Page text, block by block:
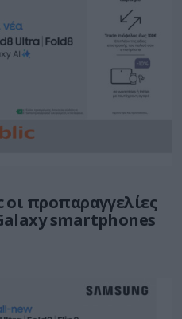
προπαραγγελίες
smartphones